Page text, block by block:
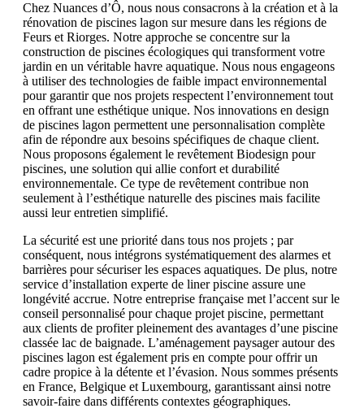
Chez Nuances d’Ô, nous nous consacrons à la création et à la
rénovation de piscines lagon sur mesure dans les régions de
Feurs et Riorges. Notre approche se concentre sur la
construction de piscines écologiques qui transforment votre
jardin en un véritable havre aquatique. Nous nous engageons
à utiliser des technologies de faible impact environnemental
pour garantir que nos projets respectent l’environnement tout
en offrant une esthétique unique. Nos innovations en design
de piscines lagon permettent une personnalisation complète
afin de répondre aux besoins spécifiques de chaque client.
Nous proposons également le revêtement Biodesign pour
piscines, une solution qui allie confort et durabilité
environnementale. Ce type de revêtement contribue non
seulement à l’esthétique naturelle des piscines mais facilite
aussi leur entretien simplifié.
La sécurité est une priorité dans tous nos projets ; par
conséquent, nous intégrons systématiquement des alarmes et
barrières pour sécuriser les espaces aquatiques. De plus, notre
service d’installation experte de liner piscine assure une
longévité accrue. Notre entreprise française met l’accent sur le
conseil personnalisé pour chaque projet piscine, permettant
aux clients de profiter pleinement des avantages d’une piscine
classée lac de baignade. L’aménagement paysager autour des
piscines lagon est également pris en compte pour offrir un
cadre propice à la détente et l’évasion. Nous sommes présents
en France, Belgique et Luxembourg, garantissant ainsi notre
savoir-faire dans différents contextes géographiques.